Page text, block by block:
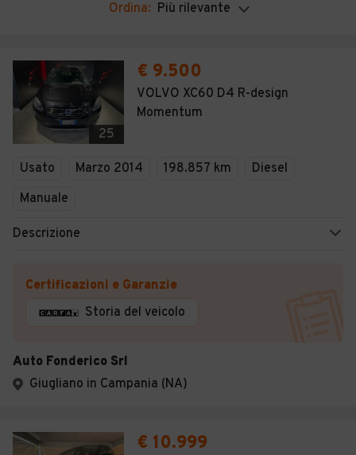
Noleggio a lungo termine
Moto
Camper
Veicoli Commerciali
Ordina: Più rilevante
25
€ 9.500
VOLVO XC60 D4 R-design
Momentum
Usato Marzo 2014 198.857 km
Diesel
Manuale
Descrizione
Certificazioni e Garanzie
Storia del veicolo
Auto Fonderico Srl
Giugliano in Campania (NA)
€ 10.999